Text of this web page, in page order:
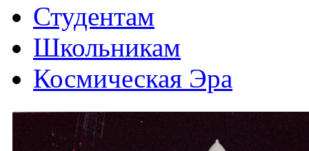
Студентам
Школьникам
Космическая Эра